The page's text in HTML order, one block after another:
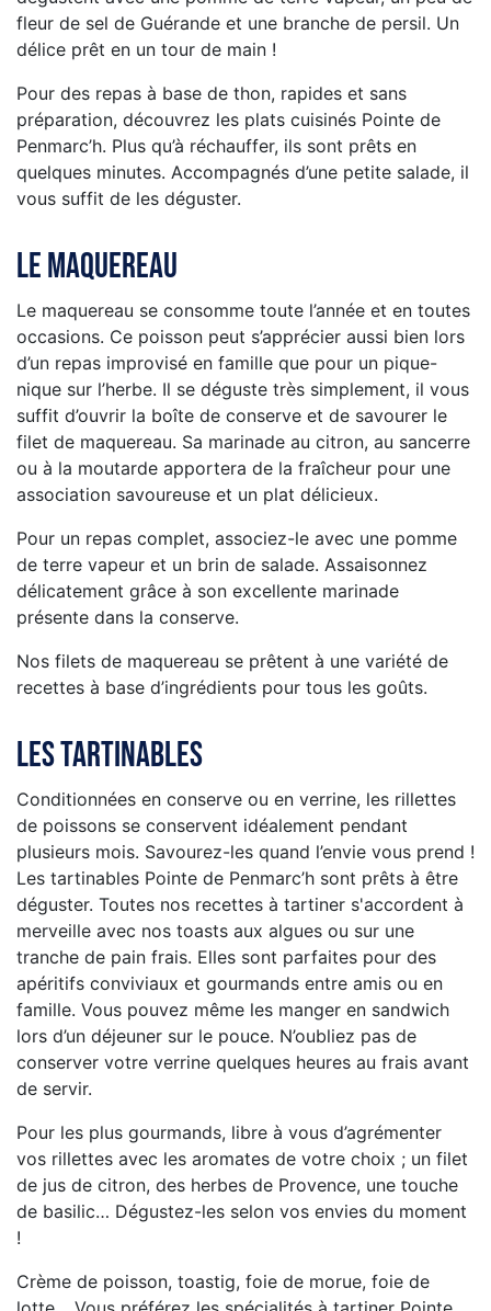
fleur de sel de Guérande et une branche de persil. Un
délice prêt en un tour de main !
Pour des repas à base de thon, rapides et sans
préparation, découvrez les plats cuisinés Pointe de
Penmarc’h. Plus qu’à réchauffer, ils sont prêts en
quelques minutes. Accompagnés d’une petite salade, il
vous suffit de les déguster.
Le maquereau
Le maquereau se consomme toute l’année et en toutes
occasions. Ce poisson peut s’apprécier aussi bien lors
d’un repas improvisé en famille que pour un pique-
nique sur l’herbe. Il se déguste très simplement, il vous
suffit d’ouvrir la boîte de conserve et de savourer le
filet de maquereau. Sa marinade au citron, au sancerre
ou à la moutarde apportera de la fraîcheur pour une
association savoureuse et un plat délicieux.
Pour un repas complet, associez-le avec une pomme
de terre vapeur et un brin de salade. Assaisonnez
délicatement grâce à son excellente marinade
présente dans la conserve.
Nos filets de maquereau se prêtent à une variété de
recettes à base d’ingrédients pour tous les goûts.
Les tartinables
Conditionnées en conserve ou en verrine, les rillettes
de poissons se conservent idéalement pendant
plusieurs mois. Savourez-les quand l’envie vous prend !
Les tartinables Pointe de Penmarc’h sont prêts à être
déguster. Toutes nos recettes à tartiner s'accordent à
merveille avec nos toasts aux algues ou sur une
tranche de pain frais. Elles sont parfaites pour des
apéritifs conviviaux et gourmands entre amis ou en
famille. Vous pouvez même les manger en sandwich
lors d’un déjeuner sur le pouce. N’oubliez pas de
conserver votre verrine quelques heures au frais avant
de servir.
Pour les plus gourmands, libre à vous d’agrémenter
vos rillettes avec les aromates de votre choix ; un filet
de jus de citron, des herbes de Provence, une touche
de basilic… Dégustez-les selon vos envies du moment
!
Crème de poisson, toastig, foie de morue, foie de